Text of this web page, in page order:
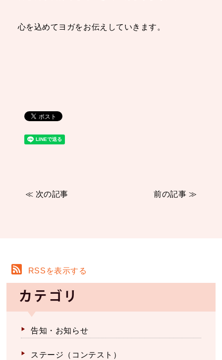
心を込めてヨガをお伝えしていきます。
≪ 次の記事 前の記事 ≫
RSSを表示する
カテゴリ
告知・お知らせ
ステージ（コンテスト）